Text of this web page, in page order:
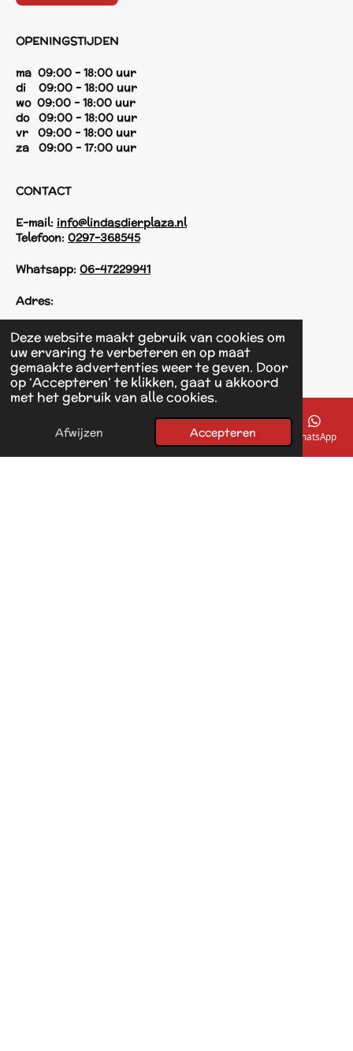
Deze website maakt gebruik van cookies om
uw ervaring te verbeteren en op maat
gemaakte advertenties weer te geven. Door
op ‘Accepteren’ te klikken, gaat u akkoord
met het gebruik van alle cookies.
Afwijzen Accepteren
OPENINGSTIJDEN
ma 09:00 - 18:00 uur
di 09:00 - 18:00 uur
wo 09:00 - 18:00 uur
do 09:00 - 18:00 uur
vr 09:00 - 18:00 uur
za 09:00 - 17:00 uur
CONTACT
E-mail: info@lindasdierplaza.nl
Telefoon: 0297-368545
Whatsapp: 06-47229941
Adres:
Einsteinstraat 125
1433 KH Kudelstaart
F
a
o
© 2017 - 2026 Linda's Dierplaza
E-mailadres Telefoonnummer Kaart Facebook WhatsApp